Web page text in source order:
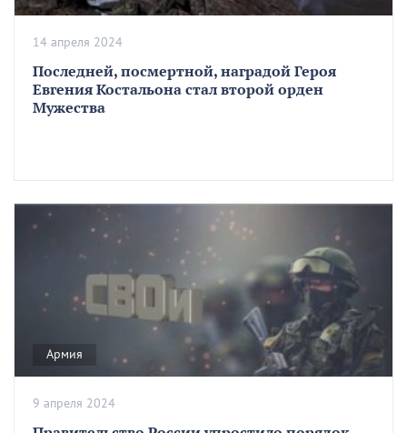
Последней, посмертной, наградой Героя
Евгения Костальона стал второй орден
Мужества
14 апреля 2024
Армия
9 апреля 2024